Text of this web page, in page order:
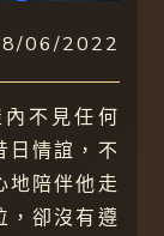
06/2022
不見任何
日情誼，不
地陪伴他走
，卻沒有遵